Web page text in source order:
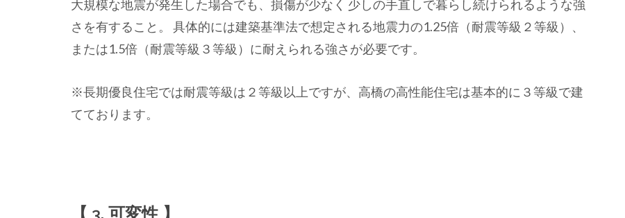
大規模な地震が発生した場合でも、損傷が少なく 少しの手直しで暮らし続けられるような強
さを有すること。 具体的には建築基準法で想定される地震力の1.25倍（耐震等級２等級）、
または1.5倍（耐震等級３等級）に耐えられる強さが必要です。
※長期優良住宅では耐震等級は２等級以上ですが、高橋の高性能住宅は基本的に３等級で建
てております。
【 3. 可変性 】